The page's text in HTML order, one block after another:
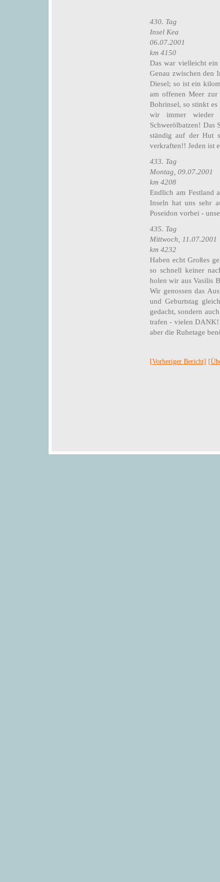
430. Tag
Insel Kea
06.07.2001
km 4150
Das war vielleicht ein
Genau zwischen den
Diesel; so ist ein
am offenen Meer
Bohrinsel, so stinkt
wir immer wieder
Schwerölbatzen! Das
ständig auf der Hut
verkraften!! Jeden ist
433. Tag
Montag, 09.07.2001
km 4208
Endlich am Festland
Inseln hat uns sehr
Poseidon vorbei -
435. Tag
Mittwoch, 11.07.2001
km 4232
Haben echt Großes
so schnell keiner
holen wir aus Vasilis
Wir genossen das
und Geburtstag
gedacht, sondern
trafen - vielen
aber die Ruhetage
[Vorheriger Bericht]